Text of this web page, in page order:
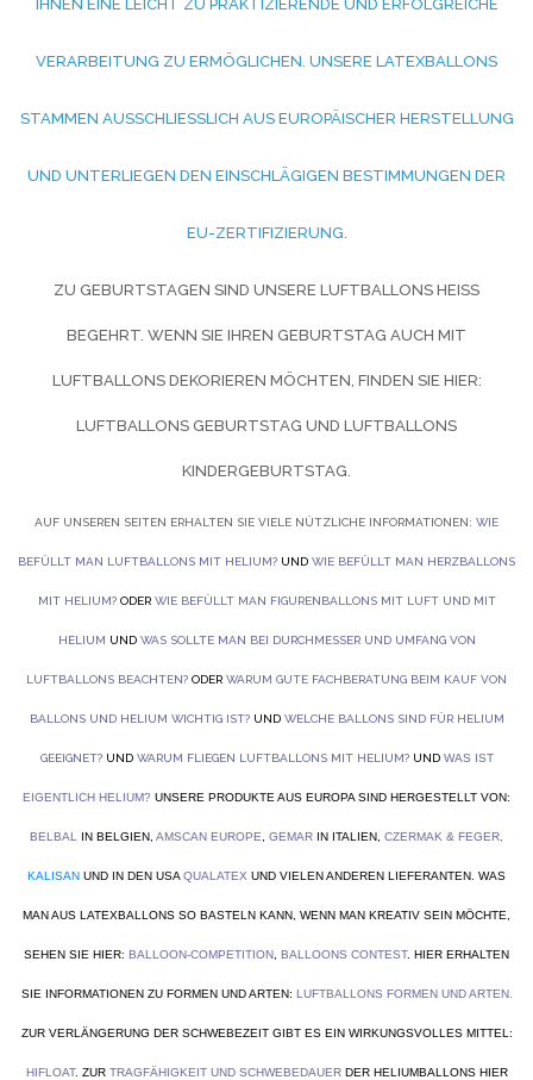
HNEN EINE LEICHT ZU PRAKTIZIERENDE UND ERFOLGREICHE V
ERARBEITUNG ZU ERMÖGLICHEN. UNSERE LATEXBALLONS S
TAMMEN AUSSCHLIESSLICH AUS EUROPÄISCHER HERSTELLUNG UN
D UNTERLIEGEN DEN EINSCHLÄGIGEN BESTIMMUNGEN DER EU
-ZERTIFIZIERUNG.
ZU GEBURTSTAGEN SIND UNSERE LUFTBALLONS HEISS B
EGEHRT. WENN SIE IHREN GEBURTSTAG AUCH MIT L
UFTBALLONS DEKORIEREN MÖCHTEN, FINDEN SIE HIER:
LUFTBALLONS GEBURTSTAG UND LUFTBALLONS
KINDERGEBURTSTAG.
AUF UNSEREN SEITEN ERHALTEN SIE VIELE NÜTZLICHE INFORMATIONEN: WIE
BEFÜLLT MAN LUFTBALLONS MIT HELIUM? UND WIE BEFÜLLT MAN HERZBALLONS
MIT HELIUM?ODER WIE BEFÜLLT MAN FIGURENBALLONS MIT LUFT UND MIT
HELIUM UND WAS SOLLTE MAN BEI DURCHMESSER UND UMFANG VON
LUFTBALLONS BEACHTEN? ODER WARUM GUTE FACHBERATUNG BEIM KAUF VON
BALLONS UND HELIUM WICHTIG IST?UND WELCHE BALLONS SIND FÜR HELIUM
GEEIGNET?UND WARUM FLIEGEN LUFTBALLONS MIT HELIUM?UND WAS IST
EIGENTLICH HELIUM? UNSERE PRODUKTE AUS EUROPA SIND HERGESTELLT VON:
BELBAL IN BELGIEN, AMSCAN EUROPE GEMAR IN ITALIEN, CZERMAK & FEGER
KALISAN UND IN DEN USA QUALATEX UND VIELEN ANDEREN LIEFERANTEN. WAS
MAN AUS LATEXBALLONS SO BASTELN KANN, WENN MAN KREATIV SEIN MÖCHTE,
SEHEN SIE HIER: BALLOON-COMPETITION BALLOONS CONTEST. HIER ERHALTEN
SIE INFORMATIONEN ZU FORMEN UND ARTEN: LUFTBALLONS FORMEN UND ARTEN.
ZUR VERLÄNGERUNG DER SCHWEBEZEIT GIBT ES EIN WIRKUNGSVOLLES MITTEL:
HIFLOAT. ZUR TRAGFÄHIGKEIT UND SCHWEBEDAUERDER HELIUMBALLONS HIER